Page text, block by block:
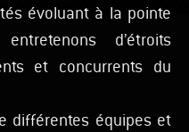
évoluant à la pointe
d’étroits
et concurrents du
différentes équipes et